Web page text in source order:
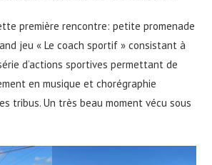
première rencontre: petite promenade
jeu « Le coach sportif » consistant à
d’actions sportives permettant de
en musique et chorégraphie
tribus. Un très beau moment vécu sous